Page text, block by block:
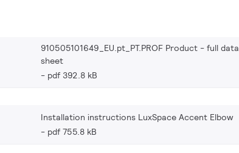
910505101649_EU.pt_PT.PROF Product - full data
sheet
pdf 392.8 kB
Installation instructions LuxSpace Accent Elbow
pdf 755.8 kB